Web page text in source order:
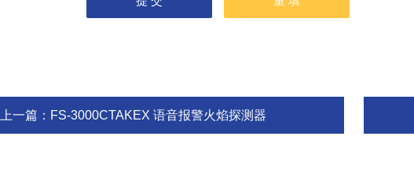
上一篇： FS-3000CTAKEX 语音报警火焰探测器